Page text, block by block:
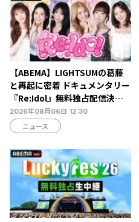
【ABEMA】LIGHTSUMの葛藤
と再起に密着 ドキュメンタリー
『Re:Idol』無料独占配信決
定…デビュー6年目の壁と2年間
の空白期に迫る
2026年08月06日 12:30
ニュース